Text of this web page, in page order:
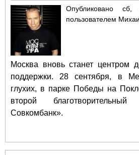
Опубликовано сб,
пользователем
Москва вновь станет центром
поддержки. 28 сентября, в
глухих, в парке Победы на
второй
Совкомбанк».